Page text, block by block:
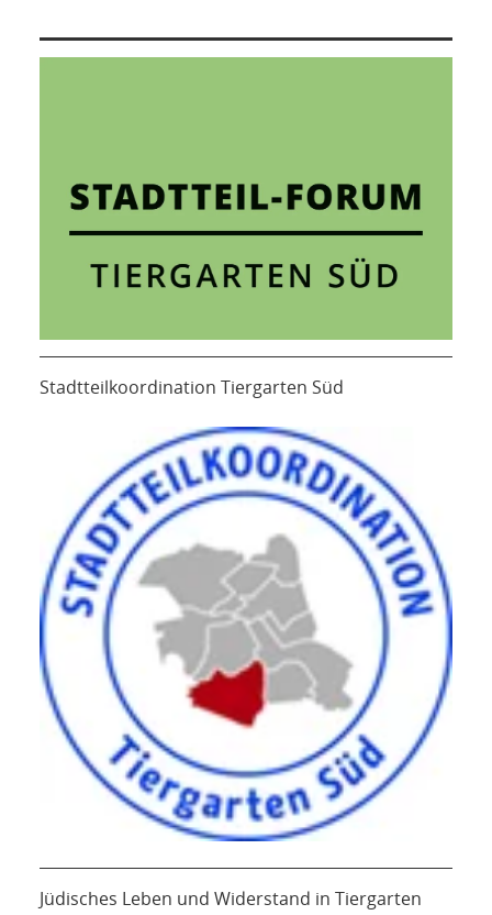
Stadtteilkoordination Tiergarten Süd
Jüdisches Leben und Widerstand in Tiergarten